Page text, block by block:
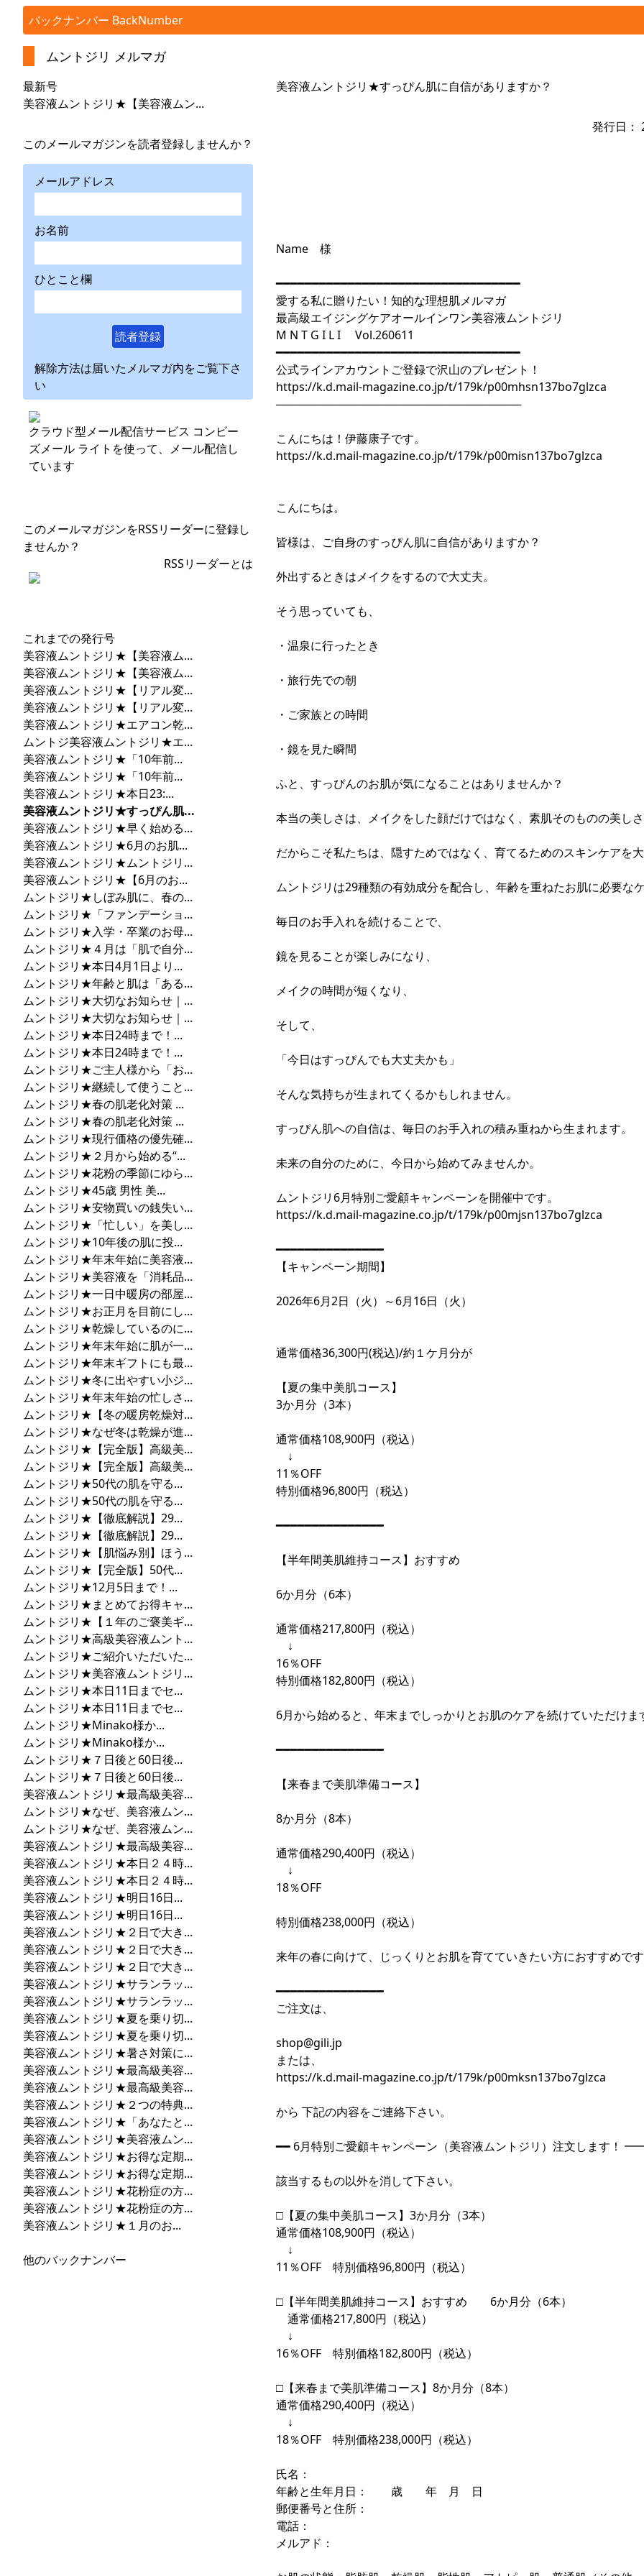
バックナンバー BackNumber
ムントジリ メルマガ
最新号
美容液ムントジリ★【美容液ムン...
このメールマガジンを読者登録しませんか？
メールアドレス
お名前
ひとこと欄
読者登録
解除方法は届いたメルマガ内をご覧下さ
い
クラウド型メール配信サービス コンビー
ズメール ライトを使って、メール配信し
ています
このメールマガジンをRSSリーダーに登録し
ませんか？
RSSリーダーとは
これまでの発行号
美容液ムントジリ★【美容液ム...
美容液ムントジリ★【美容液ム...
美容液ムントジリ★【リアル変...
美容液ムントジリ★【リアル変...
美容液ムントジリ★エアコン乾...
ムントジ美容液ムントジリ★エ...
美容液ムントジリ★「10年前...
美容液ムントジリ★「10年前...
美容液ムントジリ★本日23:...
美容液ムントジリ★すっぴん肌...
美容液ムントジリ★早く始める...
美容液ムントジリ★6月のお肌...
美容液ムントジリ★ムントジリ...
美容液ムントジリ★【6月のお...
ムントジリ★しぼみ肌に、春の...
ムントジリ★「ファンデーショ...
ムントジリ★入学・卒業のお母...
ムントジリ★４月は「肌で自分...
ムントジリ★本日4月1日より...
ムントジリ★年齢と肌は「ある...
ムントジリ★大切なお知らせ｜...
ムントジリ★大切なお知らせ｜...
ムントジリ★本日24時まで！...
ムントジリ★本日24時まで！...
ムントジリ★ご主人様から「お...
ムントジリ★継続して使うこと...
ムントジリ★春の肌老化対策 ...
ムントジリ★春の肌老化対策 ...
ムントジリ★現行価格の優先確...
ムントジリ★２月から始める“...
ムントジリ★花粉の季節にゆら...
ムントジリ★45歳 男性 美...
ムントジリ★安物買いの銭失い...
ムントジリ★「忙しい」を美し...
ムントジリ★10年後の肌に投...
ムントジリ★年末年始に美容液...
ムントジリ★美容液を「消耗品...
ムントジリ★一日中暖房の部屋...
ムントジリ★お正月を目前にし...
ムントジリ★乾燥しているのに...
ムントジリ★年末年始に肌が一...
ムントジリ★年末ギフトにも最...
ムントジリ★冬に出やすい小ジ...
ムントジリ★年末年始の忙しさ...
ムントジリ★【冬の暖房乾燥対...
ムントジリ★なぜ冬は乾燥が進...
ムントジリ★【完全版】高級美...
ムントジリ★【完全版】高級美...
ムントジリ★50代の肌を守る...
ムントジリ★50代の肌を守る...
ムントジリ★【徹底解説】29...
ムントジリ★【徹底解説】29...
ムントジリ★【肌悩み別】ほう...
ムントジリ★【完全版】50代...
ムントジリ★12月5日まで！...
ムントジリ★まとめてお得キャ...
ムントジリ★【１年のご褒美ギ...
ムントジリ★高級美容液ムント...
ムントジリ★ご紹介いただいた...
ムントジリ★美容液ムントジリ...
ムントジリ★本日11日までセ...
ムントジリ★本日11日までセ...
ムントジリ★Minako様か...
ムントジリ★Minako様か...
ムントジリ★７日後と60日後...
ムントジリ★７日後と60日後...
美容液ムントジリ★最高級美容...
ムントジリ★なぜ、美容液ムン...
ムントジリ★なぜ、美容液ムン...
美容液ムントジリ★最高級美容...
美容液ムントジリ★本日２４時...
美容液ムントジリ★本日２４時...
美容液ムントジリ★明日16日...
美容液ムントジリ★明日16日...
美容液ムントジリ★２日で大き...
美容液ムントジリ★２日で大き...
美容液ムントジリ★２日で大き...
美容液ムントジリ★サランラッ...
美容液ムントジリ★サランラッ...
美容液ムントジリ★夏を乗り切...
美容液ムントジリ★夏を乗り切...
美容液ムントジリ★暑さ対策に...
美容液ムントジリ★最高級美容...
美容液ムントジリ★最高級美容...
美容液ムントジリ★２つの特典...
美容液ムントジリ★「あなたと...
美容液ムントジリ★美容液ムン...
美容液ムントジリ★お得な定期...
美容液ムントジリ★お得な定期...
美容液ムントジリ★花粉症の方...
美容液ムントジリ★花粉症の方...
美容液ムントジリ★１月のお...
他のバックナンバー
美容液ムントジリ★すっぴん肌に自信がありますか？
発行日：
Name 様
━━━━━━━━━━━━━━━━━━━━━━━━━━━━━━━━━━
愛する私に贈りたい！知的な理想肌メルマガ
最高級エイジングケアオールインワン美容液ムントジリ
M N T G I L I Vol.260611
━━━━━━━━━━━━━━━━━━━━━━━━━━━━━━━━━━
公式ラインアカウントご登録で沢山のプレゼント！
https://k.d.mail-magazine.co.jp/t/179k/p00mhsn137bo7glzca
───────────────────────────────
こんにちは！伊藤康子です。
https://k.d.mail-magazine.co.jp/t/179k/p00misn137bo7glzca
こんにちは。
皆様は、ご自身のすっぴん肌に自信がありますか？
外出するときはメイクをするので大丈夫。
そう思っていても、
・温泉に行ったとき
・旅行先での朝
・ご家族との時間
・鏡を見た瞬間
ふと、すっぴんのお肌が気になることはありませんか？
本当の美しさは、メイクをした顔だけではなく、素肌そのものの美し
だからこそ私たちは、隠すためではなく、育てるためのスキンケアを
ムントジリは29種類の有効成分を配合し、年齢を重ねたお肌に必要な
毎日のお手入れを続けることで、
鏡を見ることが楽しみになり、
メイクの時間が短くなり、
そして、
「今日はすっぴんでも大丈夫かも」
そんな気持ちが生まれてくるかもしれません。
すっぴん肌への自信は、毎日のお手入れの積み重ねから生まれます。
未来の自分のために、今日から始めてみませんか。
ムントジリ6月特別ご愛顧キャンペーンを開催中です。
https://k.d.mail-magazine.co.jp/t/179k/p00mjsn137bo7glzca
━━━━━━━━━━━━━━━
【キャンペーン期間】
2026年6月2日（火）～6月16日（火）
通常価格36,300円(税込)/約１ケ月分が
【夏の集中美肌コース】
3か月分（3本）
通常価格108,900円（税込）
↓
11％OFF
特別価格96,800円（税込）
━━━━━━━━━━━━━━━
【半年間美肌維持コース】おすすめ
6か月分（6本）
通常価格217,800円（税込）
↓
16％OFF
特別価格182,800円（税込）
6月から始めると、年末までしっかりとお肌のケアを続けていただけま
━━━━━━━━━━━━━━━
【来春まで美肌準備コース】
8か月分（8本）
通常価格290,400円（税込）
↓
18％OFF
特別価格238,000円（税込）
来年の春に向けて、じっくりとお肌を育てていきたい方におすすめで
━━━━━━━━━━━━━━━
ご注文は、
shop@gili.jp
または、
https://k.d.mail-magazine.co.jp/t/179k/p00mksn137bo7glzca
から 下記の内容をご連絡下さい。
━━ 6月特別ご愛顧キャンペーン（美容液ムントジリ）注文します
該当するもの以外を消して下さい。
□【夏の集中美肌コース】3か月分（3本）
通常価格108,900円（税込）
↓
11％OFF 特別価格96,800円（税込）
□【半年間美肌維持コース】おすすめ 6か月分（6本）
通常価格217,800円（税込）
↓
16％OFF 特別価格182,800円（税込）
□【来春まで美肌準備コース】8か月分（8本）
通常価格290,400円（税込）
↓
18％OFF 特別価格238,000円（税込）
氏名：
年齢と生年月日： 歳 年 月 日
郵便番号と住所：
電話：
メルアド：